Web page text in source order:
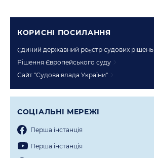
КОРИСНI ПОСИЛАННЯ
Єдиний державний реєстр судових рішень
Рішення Європейського суду
Сайт "Судова влада України"
СОЦIАЛЬНI МЕРЕЖI
Перша iнстанцiя
Перша iнстанцiя